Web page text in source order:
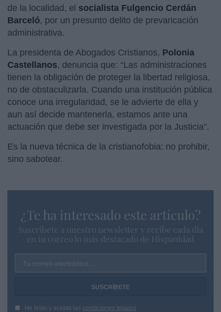
de la localidad, el socialista Fulgencio Cerdán
Barceló, por un presunto delito de prevaricación
administrativa.
La presidenta de Abogados Cristianos, Polonia
Castellanos, denuncia que: “Las administraciones
tienen la obligación de proteger la libertad religiosa,
no de obstaculizarla. Cuando una institución pública
conoce una irregularidad, se le advierte de ella y
aun así decide mantenerla, estamos ante una
actuación que debe ser investigada por la Justicia”.
Es la nueva técnica de la cristianofobia: no prohibir,
sino sabotear.
¿Te ha interesado este artículo?
Suscríbete a nuestro newsletter y recibe cada dia
en tu correo lo más destacado de Hispanidad
Tu correo electrónico...
He leído y acepto las condiciones legales